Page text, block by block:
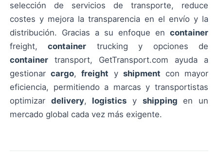
selección de servicios de transporte, reduce
costes y mejora la transparencia en el envío y la
distribución. Gracias a su enfoque en container
freight,container trucking y opciones de
container transport, GetTransport.com ayuda a
gestionarcargo,freight y shipment con mayor
eficiencia, permitiendo a marcas y transportistas
optimizar delivery, logistics y shipping en un
mercado global cada vez más exigente.